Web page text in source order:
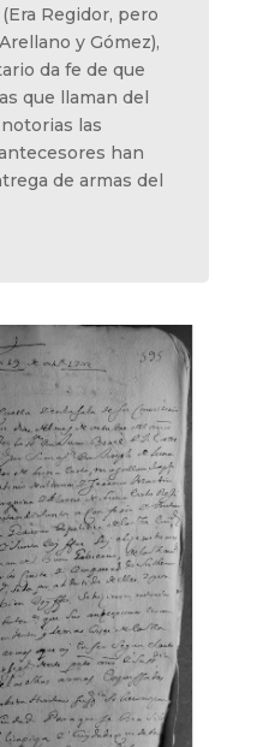
Regidor, pero
y Gómez),
da fe de que
que llaman del
las
han
de armas del